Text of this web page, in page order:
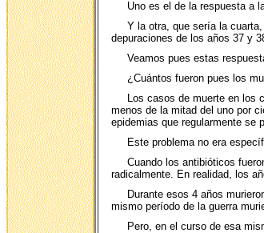
Uno es el de la respuesta a
Y la otra, que sería la
depuraciones de los años 37 y
Veamos pues estas
¿Cuántos fueron pues los
Los casos de muerte en los
menos de la mitad del uno por
epidemias que regularmente se
Este problema no era
Cuando los antibióticos
radicalmente. En realidad, los
Durante esos 4 años
mismo período de la guerra
Pero, en el curso de esa